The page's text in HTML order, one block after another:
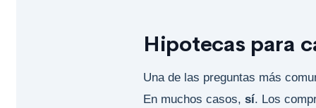
Hipotecas para
Una de las preguntas más
En muchos casos, sí. Los